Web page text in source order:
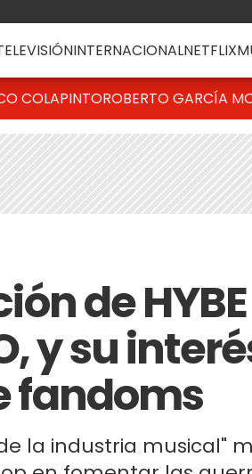
INTERNACIONALNETFLIX
COLAPINTOROBERTO GARCÍA
de
y su
fandoms
la industria musical"